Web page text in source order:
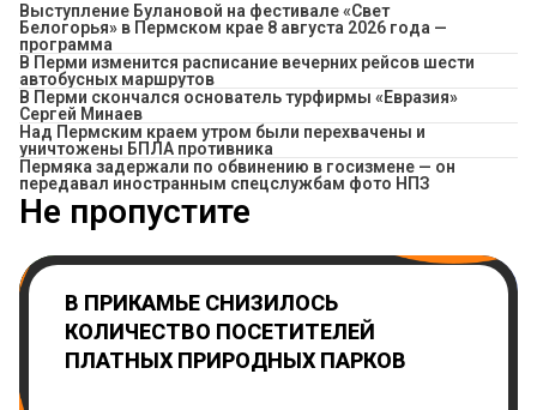
Выступление Булановой на фестивале «Свет
Белогорья» в Пермском крае 8 августа 2026 года —
программа
​В Перми изменится расписание вечерних рейсов шести
автобусных маршрутов
В Перми скончался основатель турфирмы «Евразия»
Сергей Минаев
Над Пермским краем утром были перехвачены и
уничтожены БПЛА противника
Пермяка задержали по обвинению в госизмене — он
передавал иностранным спецслужбам фото НПЗ
Не пропустите
В ПРИКАМЬЕ СНИЗИЛОСЬ
КОЛИЧЕСТВО ПОСЕТИТЕЛЕЙ
ПЛАТНЫХ ПРИРОДНЫХ ПАРКОВ